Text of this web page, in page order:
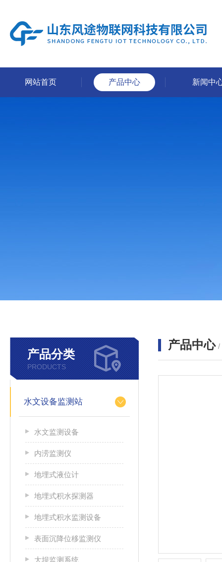
网站首页 产品中心 新闻中
产品分类
PRODUCTS
水文设备监测站
水文监测设备
内涝监测仪
地埋式液位计
地埋式积水探测器
地埋式积水监测设备
表面沉降位移监测仪
大坝监测系统
产品中心 /